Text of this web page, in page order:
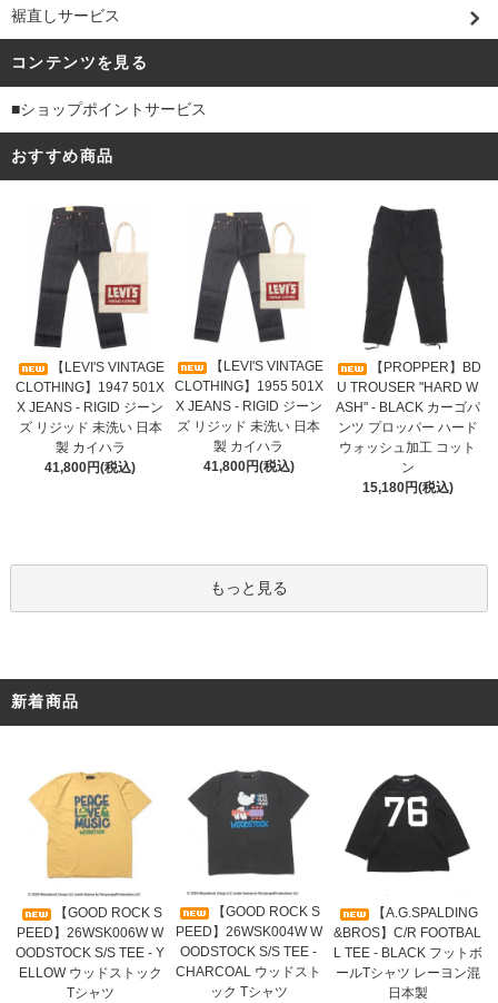
裾直しサービス
コンテンツを見る
■ショップポイントサービス
おすすめ商品
【LEVI'S VINTAGE
CLOTHING】1947 501X
X JEANS - RIGID ジーン
ズ リジッド 未洗い 日本
製 カイハラ
41,800円(税込)
【LEVI'S VINTAGE
CLOTHING】1955 501X
X JEANS - RIGID ジーン
ズ リジッド 未洗い 日本
製 カイハラ
41,800円(税込)
【PROPPER】BD
U TROUSER "HARD W
ASH" - BLACK カーゴパ
ンツ プロッパー ハード
ウォッシュ加工 コット
ン
15,180円(税込)
もっと見る
新着商品
【GOOD ROCK S
PEED】26WSK006W W
OODSTOCK S/S TEE - Y
ELLOW ウッドストック
Tシャツ
【GOOD ROCK S
PEED】26WSK004W W
OODSTOCK S/S TEE -
CHARCOAL ウッドスト
ック Tシャツ
【A.G.SPALDING
&BROS】C/R FOOTBAL
L TEE - BLACK フットボ
ールTシャツ レーヨン混
日本製